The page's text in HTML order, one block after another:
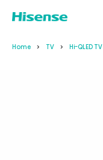
Home TV Hi-QLED TV